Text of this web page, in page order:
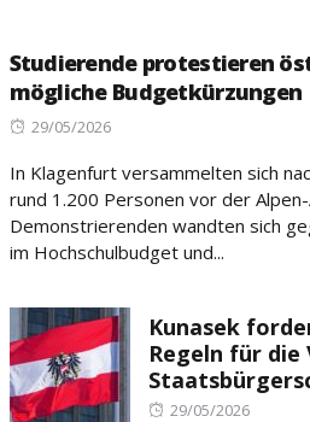
Studierende protestieren
mögliche Budgetkürzungen
Posted
29/05/2026
In Klagenfurt versammelten sich
rund 1.200 Personen vor der
Demonstrierenden wandten sich
im Hochschulbudget und...
Kunasek
Regeln für die
Posted
29/05/2026